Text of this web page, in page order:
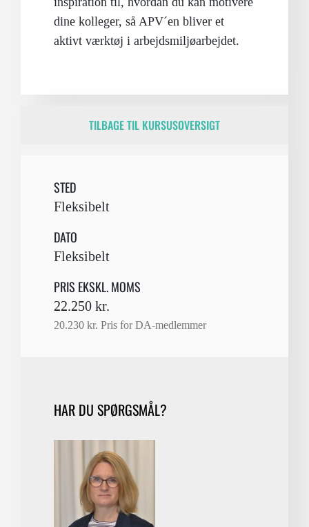
dine kolleger, så APV´en bliver et
aktivt værktøj i arbejdsmiljøarbejdet.
TILBAGE TIL KURSUSOVERSIGT
STED
Fleksibelt
DATO
Fleksibelt
PRIS EKSKL. MOMS
22.250 kr.
20.230 kr. Pris for DA-medlemmer
HAR DU SPØRGSMÅL?